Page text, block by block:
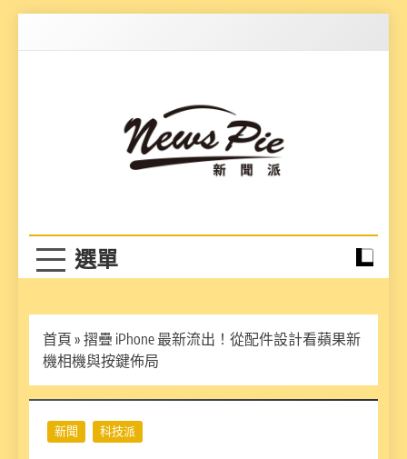
首頁 » 摺疊 iPhone 最新流出！從配件設計看蘋果新
機相機與按鍵佈局
新聞 科技派